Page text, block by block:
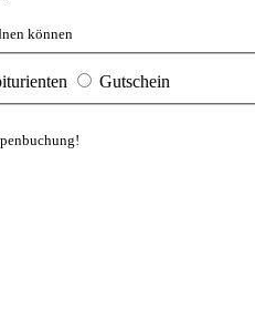
können
Gutschein